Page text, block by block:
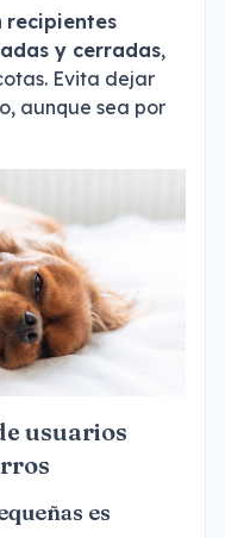
recipientes
y cerradas,
Evita dejar
aunque sea por
usuarios
es